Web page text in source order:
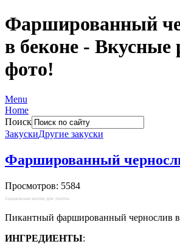
Фаршированный
в беконе - Вкусные
фото!
Menu
Home
Поиск
ЗакускиДругие закуски
Фаршированный
Просмотров: 5584
Социальные кнопки для Joomla
Пикантный фаршированный чернослив в
ИНГРЕДИЕНТЫ: